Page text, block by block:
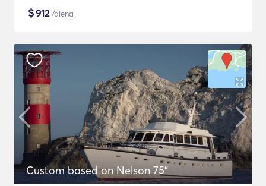
$912/diena
Custom based on Nelson 75"